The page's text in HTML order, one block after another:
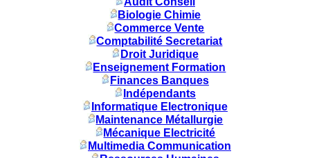
Biologie Chimie
Commerce Vente
Comptabilité Secretariat
Droit Juridique
Enseignement Formation
Finances Banques
Indépendants
Informatique Electronique
Maintenance Métallurgie
Mécanique Electricité
Multimedia Communication